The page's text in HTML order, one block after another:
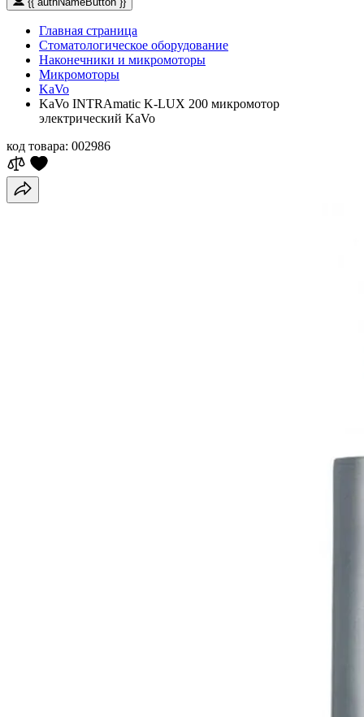
Главная страница
Стоматологическое оборудование
Наконечники и микромоторы
Микромоторы
KaVo
KaVo INTRAmatic K-LUX 200 микромотор
электрический KaVo
код товара: 002986